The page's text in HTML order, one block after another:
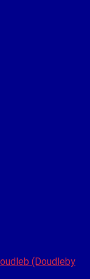
(Doudleby